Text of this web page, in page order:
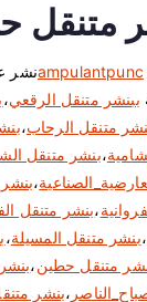
متنقل
ampulantpuncنشر
ببنشر متنقل الرقعي،
متنقل الرحاب،
،بنشر متنقل
،
،بنشر متنقل
،بنشر متنقل المسيلة،
متنقل حطين،
،بنشر